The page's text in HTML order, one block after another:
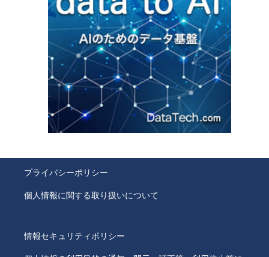
プライバシーポリシー
個人情報に関する取り扱いについて
情報セキュリティポリシー